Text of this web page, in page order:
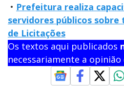
• Prefeitura realiza
servidores públicos sobre
de Licitações
Os textos aqui publicados
necessariamente a opinião